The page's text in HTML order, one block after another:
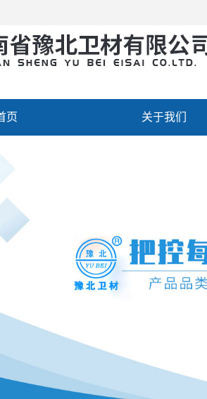
页 关于我们
备